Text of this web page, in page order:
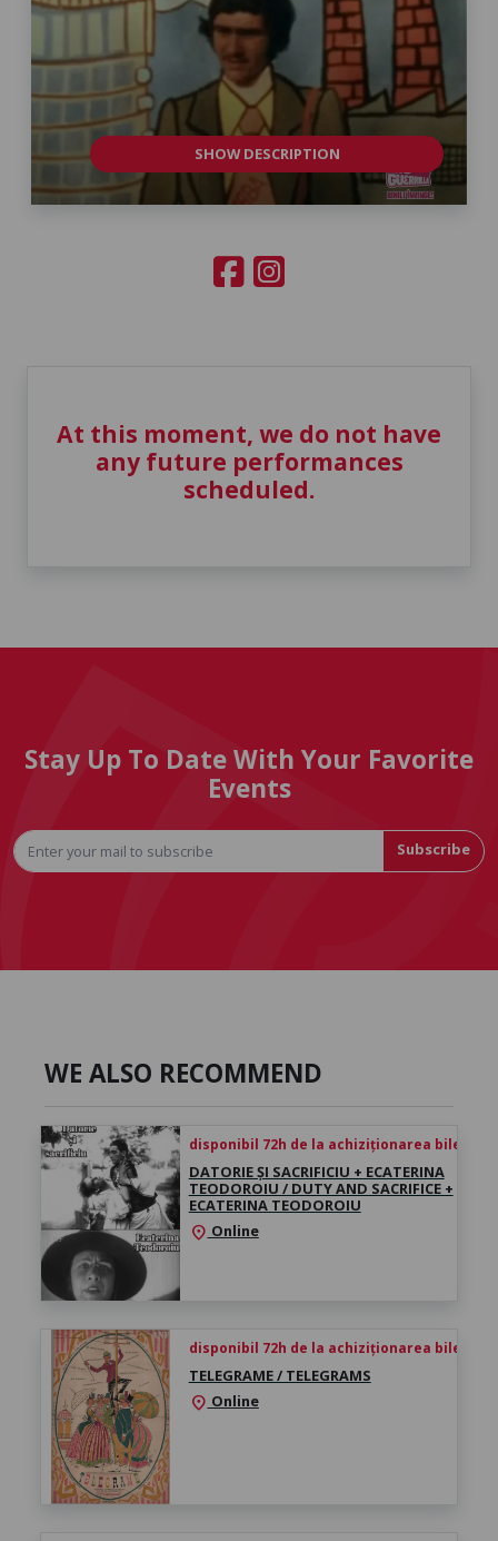
SHOW DESCRIPTION
At this moment, we do not have
any future performances
scheduled.
Stay Up To Date With Your Favorite
Events
Subscribe
WE ALSO RECOMMEND
disponibil 72h de la achiziționarea biletului
DATORIE ȘI SACRIFICIU + ECATERINA
TEODOROIU / DUTY AND SACRIFICE +
ECATERINA TEODOROIU
location_on Online
disponibil 72h de la achiziționarea biletului
TELEGRAME / TELEGRAMS
location_on Online